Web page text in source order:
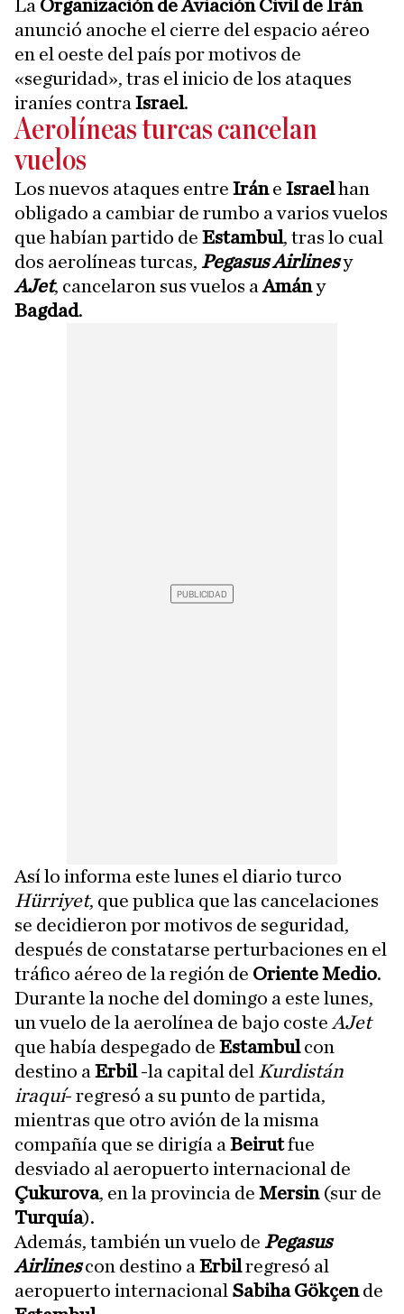
La Organización de Aviación Civil de Irán
anunció anoche el cierre del espacio aéreo
en el oeste del país por motivos de
«seguridad», tras el inicio de los ataques
iraníes contra Israel.
Aerolíneas turcas cancelan
vuelos
Los nuevos ataques entre Iráne Israelhan
obligado a cambiar de rumbo a varios vuelos
que habían partido de Estambul, tras lo cual
dos aerolíneas turcas, Pegasus Airlinesy
AJet, cancelaron sus vuelos aAmány
Bagdad.
Así lo informa este lunes el diario turco
Hürriyet, que publica que las cancelaciones
se decidieron por motivos de seguridad,
después de constatarse perturbaciones en el
tráfico aéreo de la región de Oriente Medio.
Durante la noche del domingo a este lunes,
un vuelo de la aerolínea de bajo coste AJet
que había despegado de Estambulcon
destino a Erbil-la capital del Kurdistán
iraquí- regresó a su punto de partida,
mientras que otro avión de la misma
compañía que se dirigía a Beirutfue
desviado al aeropuerto internacional de
Çukurova, en la provincia de Mersin(sur de
Turquía).
Además, también un vuelo de Pegasus
Airlinescon destino a Erbilregresó al
aeropuerto internacional Sabiha Gökçende